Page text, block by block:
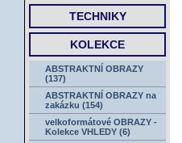
TECHNIKY
KOLEKCE
ABSTRAKTNÍ OBRAZY
(137)
ABSTRAKTNÍ OBRAZY na
zakázku (154)
velkoformátové OBRAZY -
Kolekce VHLEDY (6)